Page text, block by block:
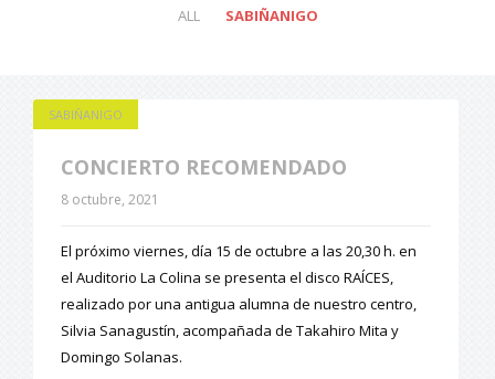
ALL SABIÑANIGO
SABIÑANIGO
CONCIERTO RECOMENDADO
8 octubre, 2021
El próximo viernes, día 15 de octubre a las 20,30 h. en
el Auditorio La Colina se presenta el disco RAÍCES,
realizado por una antigua alumna de nuestro centro,
Silvia Sanagustín, acompañada de Takahiro Mita y
Domingo Solanas.